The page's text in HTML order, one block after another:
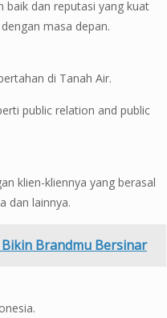
dan reputasi yang kuat
masa depan.
di Tanah Air.
public relation and public
klien-kliennya yang berasal
dan lainnya.
Brandmu Bersinar